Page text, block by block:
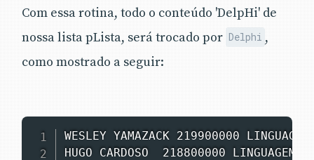
Com essa rotina, todo o conteúdo 'DelpHi' de
nossa lista pLista, será trocado por Delphi ,
como mostrado a seguir:
WESLEY YAMAZACK 219900000
HUGO CARDOSO  218800000 LINGUAGEM: